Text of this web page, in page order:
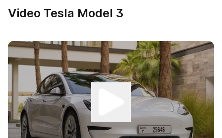
Video Tesla Model 3